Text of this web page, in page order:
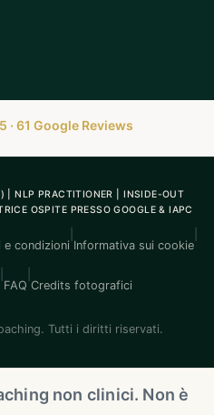
· 61 Google Reviews
| NLP PRACTITIONER | INSIDE-OUT
OSPITE PRESSO GOOGLE & IAPC
e condizioni Informativa sui cookie
FAQ Credits fotografici
Tutti i diritti riservati.
non clinici. Non è